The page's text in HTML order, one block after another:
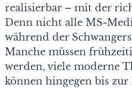
realisierbar – mit der
Denn nicht alle MS-
während der
Manche müssen
werden, viele moderne
können hingegen bis